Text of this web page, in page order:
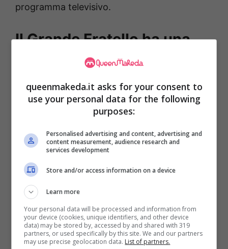
programma televisivo.
Il Grande Fratello ha una
nuova protagonista: il
sogno di Perla Maria e altri
retroscena
Nata nell’agosto del 2006
, Perla Maria si
affaccia da giovanissima al mondo dello
spettacolo
come se la caverà nella casa del Grande
Fratello, e come si evolverà il rapporto con
sua madre (le due, al momento, sono un
unico concorrente). Una grandissima
occasione per lei, che avrà modo di farsi
queenmakeda.it asks for your consent to
use your personal data for the following
purposes:
Personalised advertising and content, advertising and
content measurement, audience research and
services development
Store and/or access information on a device
Learn more
Your personal data will be processed and information from
your device (cookies, unique identifiers, and other device
data) may be stored by, accessed by and shared with 319
partners, or used specifically by this site. We and our partners
may use precise geolocation data. List of partners.